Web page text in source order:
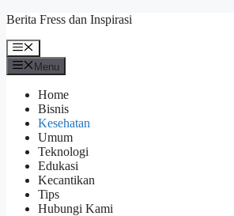
Skip
content
Berita Fress dan Inspirasi
Menu
Menu
Home
Bisnis
Kesehatan
Umum
Teknologi
Edukasi
Kecantikan
Tips
Hubungi Kami